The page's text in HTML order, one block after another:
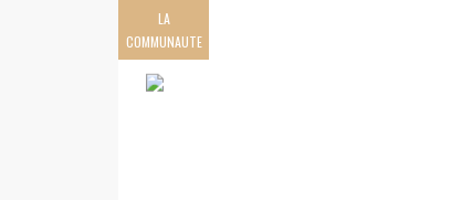
LA
COMMUNAUTE